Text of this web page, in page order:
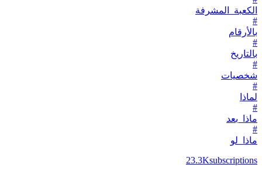
الكعبة_المشرفة
#
بالأرقام
#
بالتاريخ
#
شخصيات
#
لماذا
#
ماذا_بعد
#
ماذا_لو
23.3Ksubscriptions